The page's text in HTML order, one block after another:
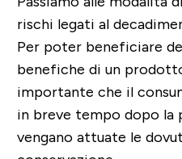
rischi legati al
Per poter beneficiare
benefiche di un
importante che il
in breve tempo dopo la
vengano attuate le